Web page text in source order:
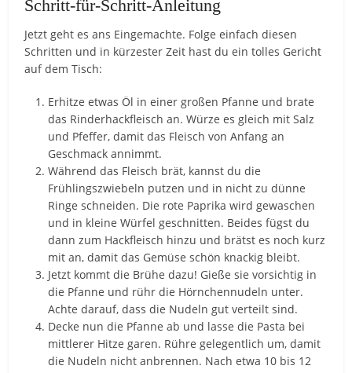
Schritt-für-Schritt-Anleitung
Jetzt geht es ans Eingemachte. Folge einfach diesen
Schritten und in kürzester Zeit hast du ein tolles Gericht
auf dem Tisch:
Erhitze etwas Öl in einer großen Pfanne und brate
das Rinderhackfleisch an. Würze es gleich mit Salz
und Pfeffer, damit das Fleisch von Anfang an
Geschmack annimmt.
Während das Fleisch brät, kannst du die
Frühlingszwiebeln putzen und in nicht zu dünne
Ringe schneiden. Die rote Paprika wird gewaschen
und in kleine Würfel geschnitten. Beides fügst du
dann zum Hackfleisch hinzu und brätst es noch kurz
mit an, damit das Gemüse schön knackig bleibt.
Jetzt kommt die Brühe dazu! Gieße sie vorsichtig in
die Pfanne und rühr die Hörnchennudeln unter.
Achte darauf, dass die Nudeln gut verteilt sind.
Decke nun die Pfanne ab und lasse die Pasta bei
mittlerer Hitze garen. Rühre gelegentlich um, damit
die Nudeln nicht anbrennen. Nach etwa 10 bis 12